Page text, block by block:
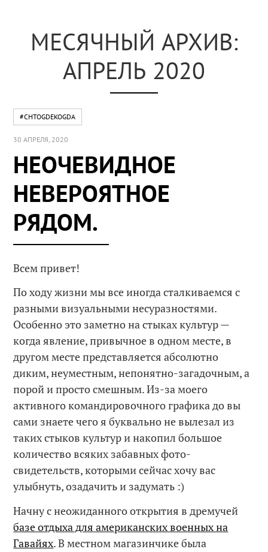
МЕСЯЧНЫЙ АРХИВ:
АПРЕЛЬ 2020
#CHTOGDEKOGDA
30 АПРЕЛЯ, 2020
НЕОЧЕВИДНОЕ
НЕВЕРОЯТНОЕ
РЯДОМ.
Всем привет!
По ходу жизни мы все иногда сталкиваемся с
разными визуальными несуразностями.
Особенно это заметно на стыках культур —
когда явление, привычное в одном месте, в
другом месте представляется абсолютно
диким, неуместным, непонятно-загадочным, а
порой и просто смешным. Из-за моего
активного командировочного графика до вы
сами знаете чего я буквально не вылезал из
таких стыков культур и накопил большое
количество всяких забавных фото-
свидетельств, которыми сейчас хочу вас
улыбнуть, озадачить и задумать :)
Начну с неожиданного открытия в дремучей
базе отдыха для американских военных на
Гавайях. В местном магазинчике была